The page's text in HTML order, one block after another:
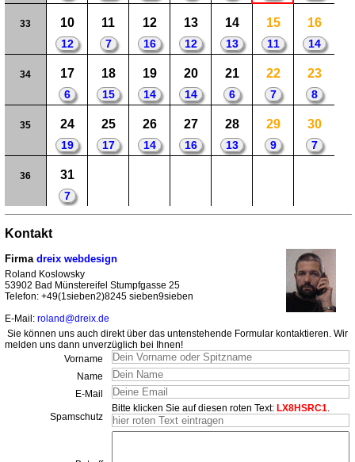
33 10
12
11
7
12
16
13
12
14
13
15
11
16
14
34 17
6
18
15
19
14
20
14
21
6
22
7
23
8
35 24
19
25
17
26
14
27
16
28
13
29
9
30
7
36 31
7
Kontakt
Firma dreix webdesign
Roland Koslowsky
53902 Bad Münstereifel Stumpfgasse 25
Telefon: +49(1sieben2)8245 sieben9sieben
E-Mail: roland@dreix.de
Sie können uns auch direkt über das untenstehende Formular kontaktieren. Wir
melden uns dann unverzüglich bei Ihnen!
Vorname
Name
E-Mail
Spamschutz
Bitte klicken Sie auf diesen roten Text: LX8HSRC1.